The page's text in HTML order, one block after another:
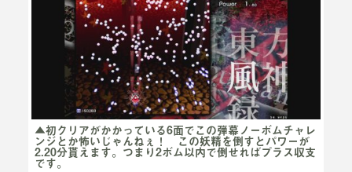
▲初クリアがかかっている6面でこの弾幕ノーボムチャレ
ンジとか怖いじゃんねぇ！ この妖精を倒すとパワーが
2.20分貰えます。つまり2ボム以内で倒せればプラス収支
です。